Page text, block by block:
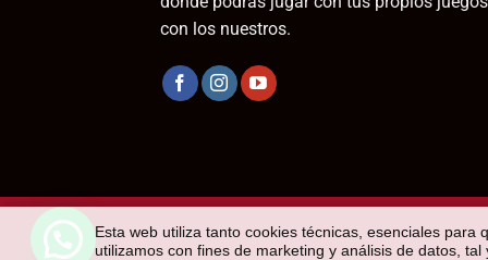
con los nuestros.
Esta web utiliza tanto cookies técnicas, esenciales
utilizamos con fines de marketing y análisis de datos,